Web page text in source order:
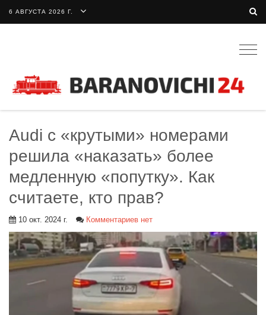
6 АВГУСТА 2026 Г.
Audi с «крутыми» номерами
решила «наказать» более
медленную «попутку». Как
считаете, кто прав?
10 окт. 2024 г. Комментариев нет